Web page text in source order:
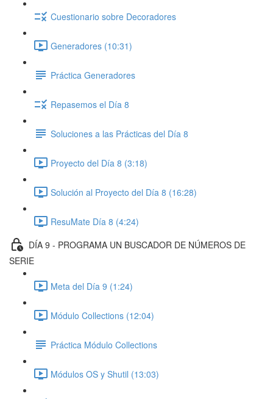
Cuestionario sobre Decoradores
Generadores (10:31)
Práctica Generadores
Repasemos el Día 8
Soluciones a las Prácticas del Día 8
Proyecto del Día 8 (3:18)
Solución al Proyecto del Día 8 (16:28)
ResuMate Día 8 (4:24)
DÍA 9 - PROGRAMA UN BUSCADOR DE NÚMEROS DE
SERIE
Meta del Día 9 (1:24)
Módulo Collections (12:04)
Práctica Módulo Collections
Módulos OS y Shutil (13:03)